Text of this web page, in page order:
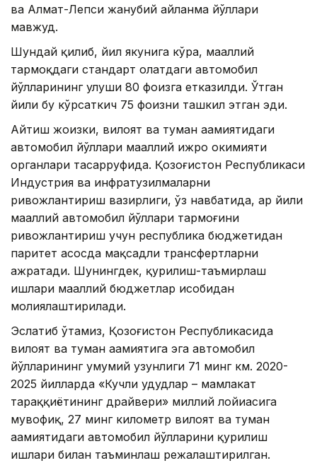
ва Алмат-Лепси жанубий айланма йўллари
мавжуд.
Шундай қилиб, йил якунига кўра, маҳаллий
тармоқдаги стандарт ҳолатдаги автомобил
йўлларининг улуши 80 фоизга етказилди. Ўтган
йили бу кўрсаткич 75 фоизни ташкил этган эди.
Айтиш жоизки, вилоят ва туман аҳамиятидаги
автомобил йўллари маҳаллий ижро ҳокимияти
органлари тасарруфида. Қозоғистон Республикаси
Индустрия ва инфратузилмаларни
ривожлантириш вазирлиги, ўз навбатида, ҳар йили
маҳаллий автомобил йўллари тармоғини
ривожлантириш учун республика бюджетидан
паритет асосда мақсадли трансфертларни
ажратади. Шунингдек, қурилиш-таъмирлаш
ишлари маҳаллий бюджетлар ҳисобидан
молиялаштирилади.
Эслатиб ўтамиз, Қозоғистон Республикасида
вилоят ва туман аҳамиятига эга автомобил
йўлларининг умумий узунлиги 71 минг км. 2020-
2025 йилларда «Кучли ҳудудлар – мамлакат
тараққиётининг драйвери» миллий лойиҳасига
мувофиқ, 27 минг километр вилоят ва туман
аҳамиятидаги автомобил йўлларини қурилиш
ишлари билан таъминлаш режалаштирилган.